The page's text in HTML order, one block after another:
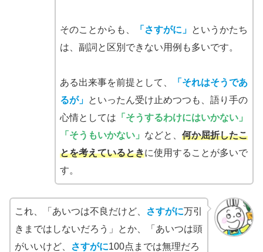
そのことからも、 「さすがに」 というかたち
は、副詞と区別できない用例も多いです。
ある出来事を前提として、
「それはそうであ
るが」 といったん受け止めつつも、語り手の
心情としては 「そうするわけにはいかない」
「そうもいかない」 などと、 何か屈折したこ
とを考えているときに使用することが多いで
す。
これ、「あいつは不良だけど、 さすがに万引
きまではしないだろう」とか、「あいつは頭
がいいけど、
さすがに100点までは無理だろ